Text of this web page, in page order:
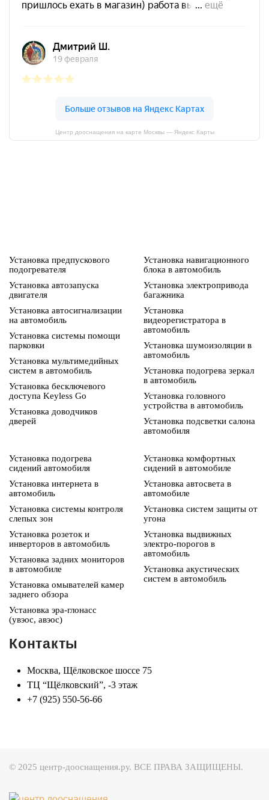
Центр дооснащения на карте Москвы — Яндекс Карты
Установка предпускового
подогревателя
Установка автозапуска
двигателя
Установка автосигнализации
на автомобиль
Установка системы помощи
парковки
Установка мультимедийных
систем в автомобиль
Установка бесключевого
доступа Keyless Go
Установка доводчиков
дверей
Установка навигационного
блока в автомобиль
Установка электропривода
багажника
Установка
видеорегистратора в
автомобиль
Установка шумоизоляции в
автомобиль
Установка подогрева зеркал
в автомобиль
Установка головного
устройства в автомобиль
Установка подсветки салона
автомобиля
Установка подогрева
сидений автомобиля
Установка интернета в
автомобиль
Установка системы контроля
слепых зон
Установка розеток и
инверторов в автомобиль
Установка задних мониторов
в автомобиле
Установка омывателей камер
заднего обзора
Установка эра-глонасс
(увэос, авэос)
Установка комфортных
сидений в автомобиле
Установка автосвета в
автомобиле
Установка систем защиты от
угона
Установка выдвижных
электро-порогов в
автомобиль
Установка акустических
систем в автомобиль
Контакты
Москва, Щёлковское шоссе 75
ТЦ “Щёлковский”, -3 этаж
+7 (925) 550-56-66
© 2025 центр-дооснащения.ру. ВСЕ ПРАВА ЗАЩИЩЕНЫ.